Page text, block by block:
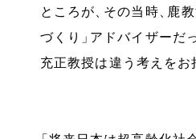
ところが 、その当時 、鹿
づくり 」アドバイザーだ
充正教授は違う考えをお